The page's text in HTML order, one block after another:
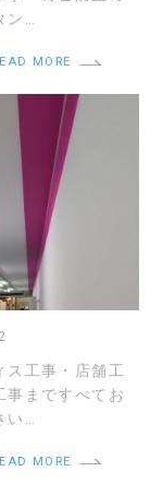
ン…
MORE
ス工事・店舗工
まですべてお
…
MORE